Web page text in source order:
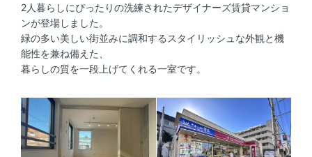
2人暮らしにぴったりの洗練されたデザイナーズ賃貸マンショ
ンが登場しました。
緑の多い美しい街並みに調和するスタイリッシュな外観と機
能性を兼ね備えた、
暮らしの質を一段上げてくれる一室です。